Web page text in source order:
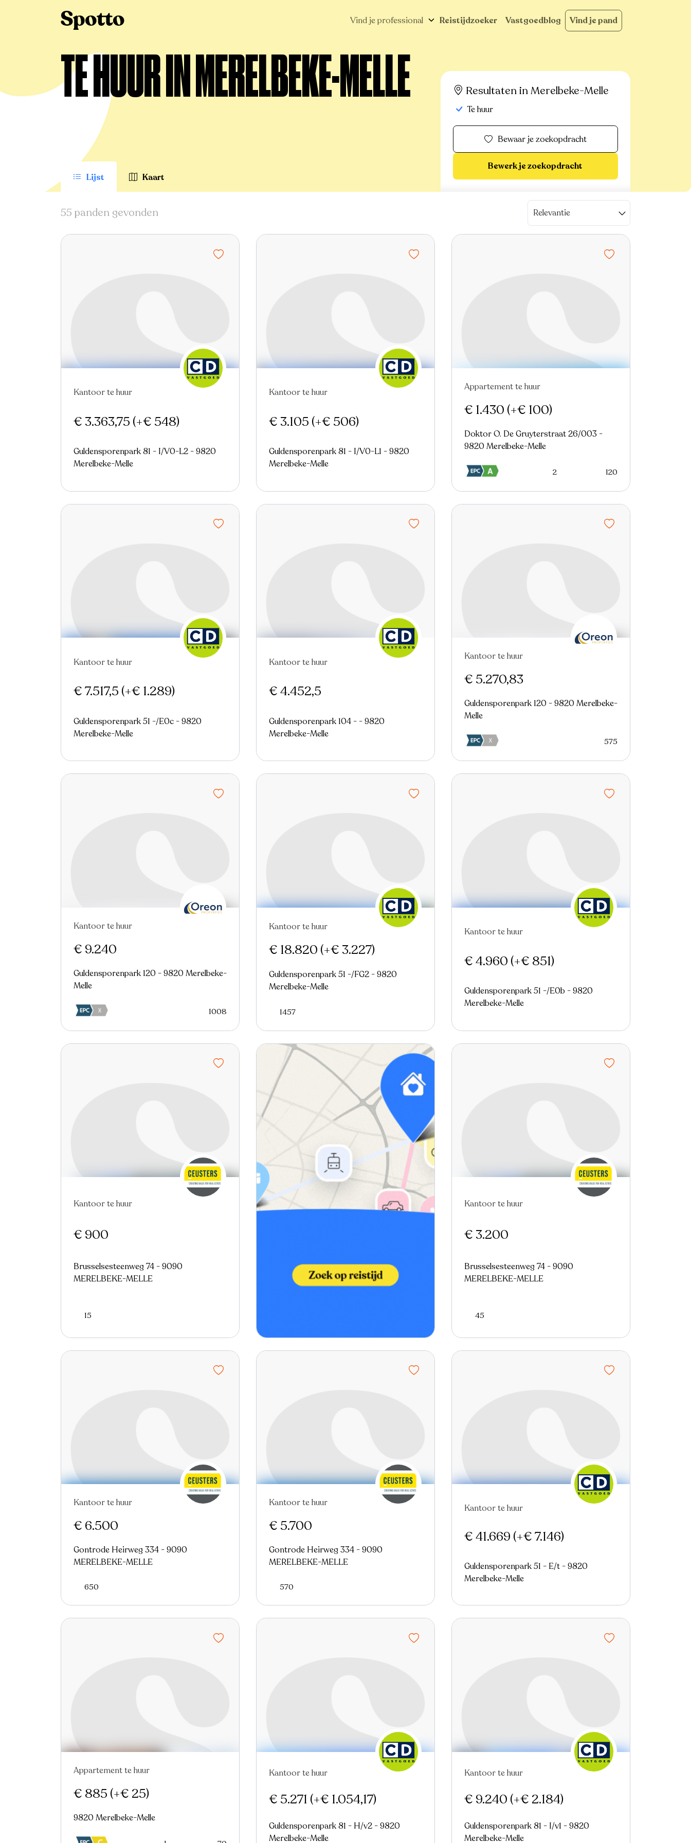
Vind je professional Reistijdzoeker Vastgoedblog Vind je pand
TE HUUR IN MERELBEKE-MELLE
Lijst Kaart
Resultaten in Merelbeke-Melle
Te huur
Bewaar je zoekopdracht
Bewerk je zoekopdracht
55 panden gevonden Relevantie
Nieuw Virtual tour
Kantoor te huur
€ 3.363,75 (+€ 548)
Guldensporenpark 81 - I/V0-L2 - 9820
Merelbeke-Melle
Nieuw Virtual tour
Kantoor te huur
€ 3.105 (+€ 506)
Guldensporenpark 81 - I/V0-L1 - 9820
Merelbeke-Melle
Nieuw
Appartement te huur
€ 1.430 (+€ 100)
Doktor O. De Gruyterstraat 26/003 -
9820 Merelbeke-Melle
2 120
Nieuw Virtual tour
Kantoor te huur
€ 7.517,5 (+€ 1.289)
Guldensporenpark 51 -/E0c - 9820
Merelbeke-Melle
Kantoor te huur
€ 4.452,5
Guldensporenpark 104 - - 9820
Merelbeke-Melle
Kantoor te huur
€ 5.270,83
Guldensporenpark 120 - 9820 Merelbeke-
Melle
575
Kantoor te huur
€ 9.240
Guldensporenpark 120 - 9820 Merelbeke-
Melle
1008
Virtual tour
Kantoor te huur
€ 18.820 (+€ 3.227)
Guldensporenpark 51 -/FG2 - 9820
Merelbeke-Melle
1457
Virtual tour
Kantoor te huur
€ 4.960 (+€ 851)
Guldensporenpark 51 -/E0b - 9820
Merelbeke-Melle
Kantoor te huur
€ 900
Brusselsesteenweg 74 - 9090
MERELBEKE-MELLE
15
Kantoor te huur
€ 3.200
Brusselsesteenweg 74 - 9090
MERELBEKE-MELLE
45
Kantoor te huur
€ 6.500
Gontrode Heirweg 334 - 9090
MERELBEKE-MELLE
650
Kantoor te huur
€ 5.700
Gontrode Heirweg 334 - 9090
MERELBEKE-MELLE
570
Virtual tour
Kantoor te huur
€ 41.669 (+€ 7.146)
Guldensporenpark 51 - E/t - 9820
Merelbeke-Melle
In optie
Appartement te huur
€ 885 (+€ 25)
9820 Merelbeke-Melle
Kantoor te huur
€ 5.271 (+€ 1.054,17)
Guldensporenpark 81 - H/v2 - 9820
Merelbeke-Melle
Kantoor te huur
€ 9.240 (+€ 2.184)
Guldensporenpark 81 - I/v1 - 9820
Merelbeke-Melle